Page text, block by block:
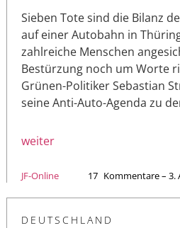
Sieben Tote sind die Bilanz
auf einer Autobahn in
zahlreiche Menschen
Bestürzung noch um Worte
Grünen-Politiker Sebastian
seine Anti-Auto-Agenda zu
weiter
JF-Online 17 Kommentare – 3.
DEUTSCHLAND